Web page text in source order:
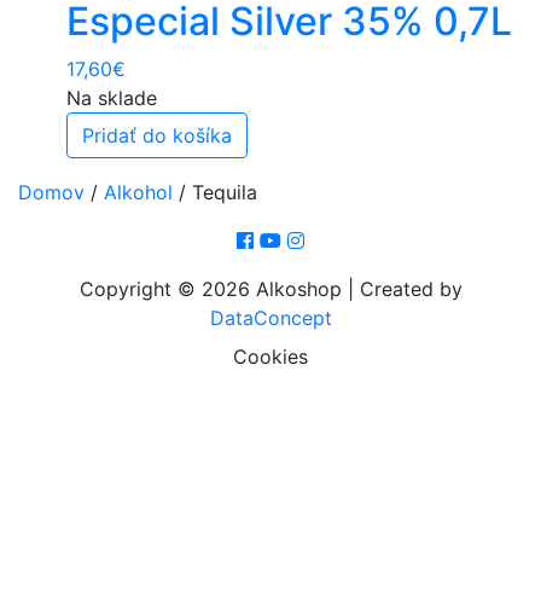
Especial Silver 35% 0,7L
17,60€
Na sklade
Pridať do košíka
Domov / Alkohol / Tequila
Copyright © 2026 Alkoshop | Created by
DataConcept
Cookies